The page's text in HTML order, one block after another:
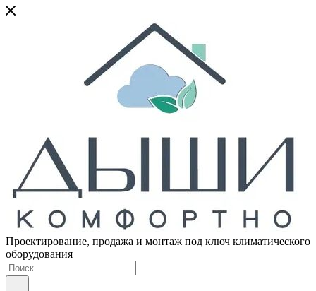
Проектирование, продажа и монтаж под ключ климатического
оборудования